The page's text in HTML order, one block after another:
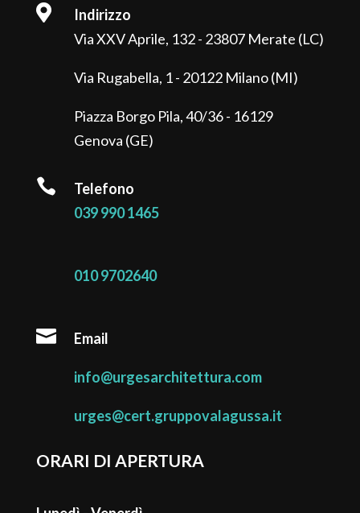

Indirizzo
Via XXV Aprile, 132 - 23807 Merate (LC)
Via Rugabella, 1 - 20122 Milano (MI)
Piazza Borgo Pila, 40/36 - 16129
Genova (GE)

Telefono
039 990 1465
010 9702640
 Email
info@urgesarchitettura.com
urges@cert.gruppovalagussa.it
ORARI DI APERTURA